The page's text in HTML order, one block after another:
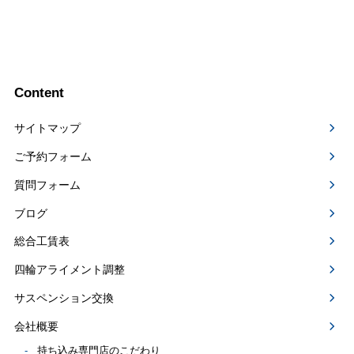
Content
サイトマップ
ご予約フォーム
質問フォーム
ブログ
総合工賃表
四輪アライメント調整
サスペンション交換
会社概要
持ち込み専門店のこだわり